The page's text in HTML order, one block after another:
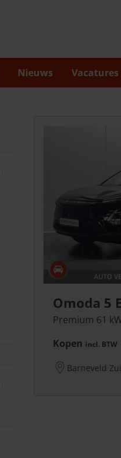
Nieuws Vacatures
Omoda 5
Premium 61
Kopen incl.BTW
Barneveld